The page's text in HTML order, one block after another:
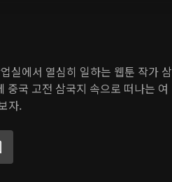
실에서 열심히 일하는 웹툰 작가 삼
중국 고전 삼국지 속으로 떠나는 여
자.